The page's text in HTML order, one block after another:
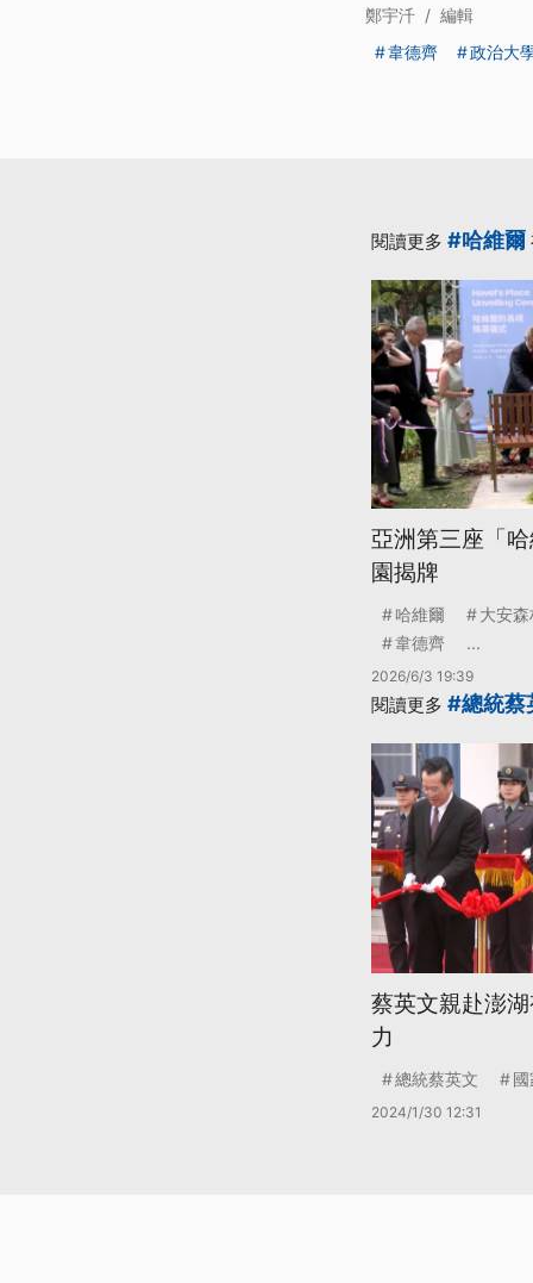
鄭宇汘 / 編輯
韋德齊
政治大
閱讀更多 #哈維爾
亞洲第三座「
園揭牌
哈維爾
大安
韋德齊
...
2026/6/3 19:39
閱讀更多 #總統蔡
蔡英文親赴澎
力
總統蔡英文
2024/1/30 12:31